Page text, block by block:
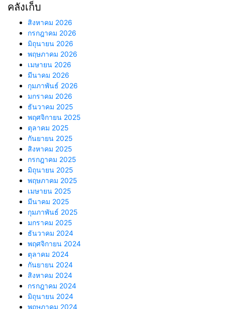
คลังเก็บ
สิงหาคม 2026
กรกฎาคม 2026
มิถุนายน 2026
พฤษภาคม 2026
เมษายน 2026
มีนาคม 2026
กุมภาพันธ์ 2026
มกราคม 2026
ธันวาคม 2025
พฤศจิกายน 2025
ตุลาคม 2025
กันยายน 2025
สิงหาคม 2025
กรกฎาคม 2025
มิถุนายน 2025
พฤษภาคม 2025
เมษายน 2025
มีนาคม 2025
กุมภาพันธ์ 2025
มกราคม 2025
ธันวาคม 2024
พฤศจิกายน 2024
ตุลาคม 2024
กันยายน 2024
สิงหาคม 2024
กรกฎาคม 2024
มิถุนายน 2024
พฤษภาคม 2024